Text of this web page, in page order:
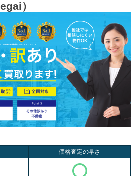
）
価格査定の早さ